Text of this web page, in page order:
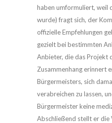
haben umformuliert, weil
wurde) fragt sich, der
offizielle Empfehlungen
gezielt bei bestimmten
Anbieter, die das Projekt
Zusammenhang erinnert
Bürgermeisters, sich
verabreichen zu lassen,
Bürgermeister keine
Abschließend stellt er die